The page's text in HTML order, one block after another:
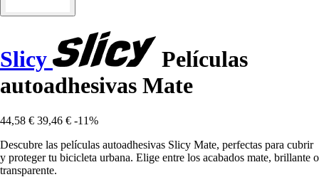
Slicy
Películas
autoadhesivas Mate
44,58 € 39,46 € -11%
Descubre las películas autoadhesivas Slicy Mate, perfectas para cubrir
y proteger tu bicicleta urbana. Elige entre los acabados mate, brillante o
transparente.